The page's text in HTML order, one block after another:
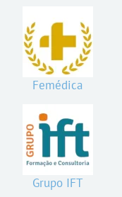
Femédica
Grupo IFT